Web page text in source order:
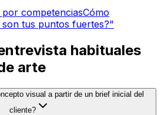
competenciasCómo
tus puntos fuertes?"
habituales
arte
visual a partir de un brief inicial del
cliente?